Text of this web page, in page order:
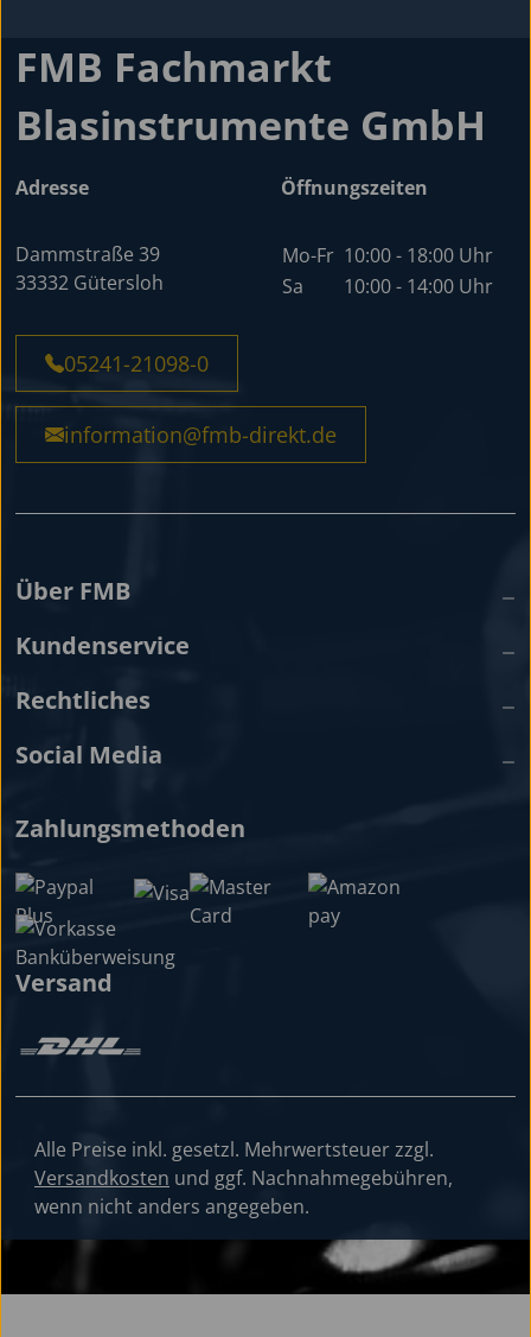
FMB Fachmarkt
Blasinstrumente GmbH
Adresse
Dammstraße 39
33332 Gütersloh
Öffnungszeiten
Mo-Fr 10:00 - 18:00 Uhr
Sa
10:00 - 14:00 Uhr
05241-21098-0
information@fmb-direkt.de
Über FMB
Kundenservice
Rechtliches
Social Media
Zahlungsmethoden
Versand
Alle Preise inkl. gesetzl. Mehrwertsteuer zzgl.
Versandkosten und ggf. Nachnahmegebühren,
wenn nicht anders angegeben.